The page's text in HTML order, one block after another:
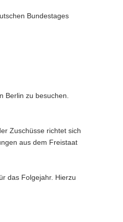
Bundestages
Berlin zu besuchen.
Zuschüsse richtet sich
aus dem Freistaat
das Folgejahr. Hierzu